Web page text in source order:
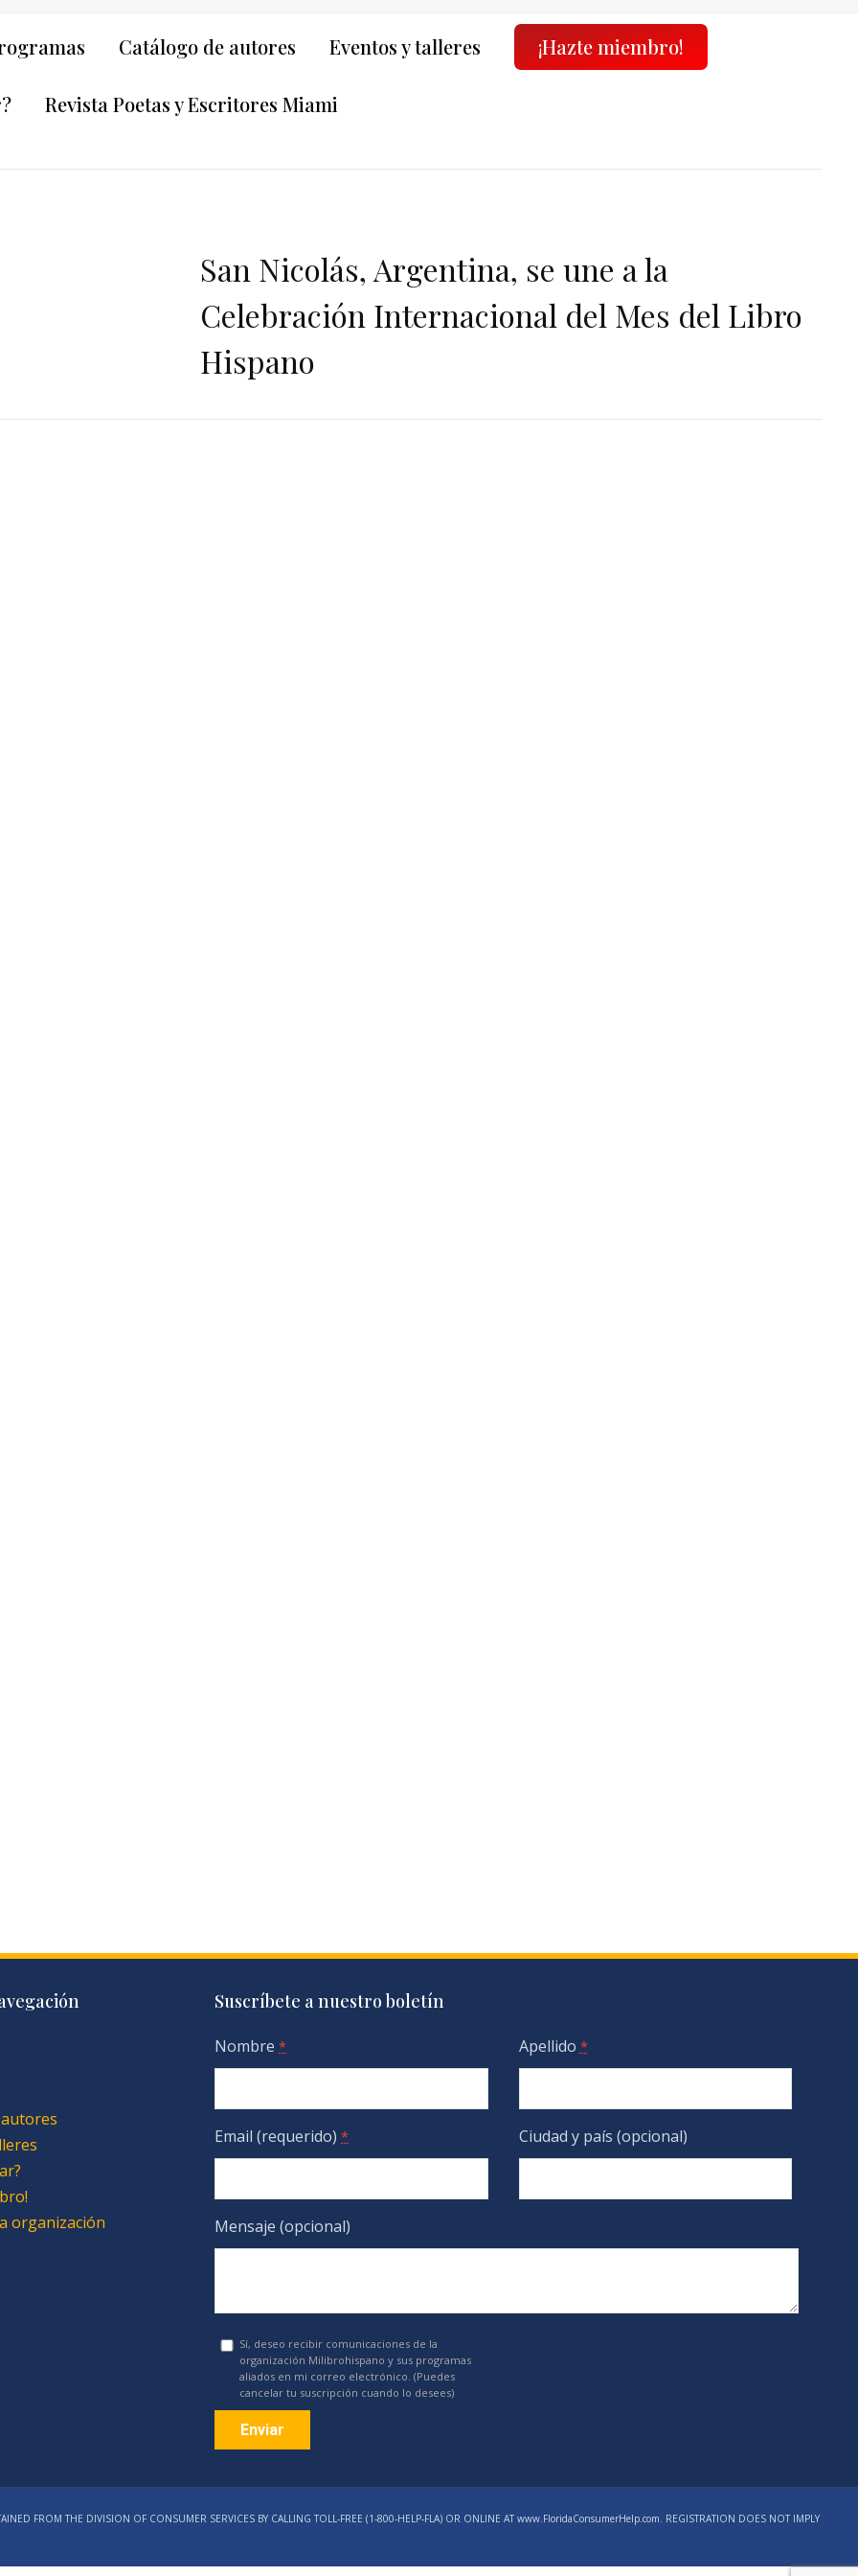
Catálogo de autores Eventos y talleres ¡Hazte miembro!
Revista Poetas y Escritores Miami
San Nicolás, Argentina, se une a la
Celebración Internacional del Mes del Libro
Hispano
organización
Suscríbete a nuestro boletín
Nombre * Apellido *
Email (requerido) * Ciudad y país (opcional)
Mensaje (opcional)
Sí, deseo recibir comunicaciones de la
organización Milibrohispano y sus programas
aliados en mi correo electrónico. (Puedes
cancelar tu suscripción cuando lo desees)
Use.
leave
FROM THE DIVISION OF CONSUMER SERVICES BY CALLING TOLL-FREE (1‑800‑HELP‑FLA) OR ONLINE AT www.FloridaConsumerHelp.com. REGISTRATION DOES NOT IMPLY